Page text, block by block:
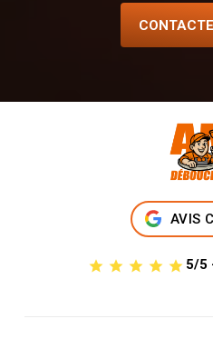
AVIS
5/5